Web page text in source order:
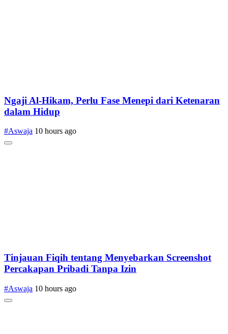
Ngaji Al-Hikam, Perlu Fase Menepi dari Ketenaran
dalam Hidup
#Aswaja 10 hours ago
Tinjauan Fiqih tentang Menyebarkan Screenshot
Percakapan Pribadi Tanpa Izin
#Aswaja 10 hours ago